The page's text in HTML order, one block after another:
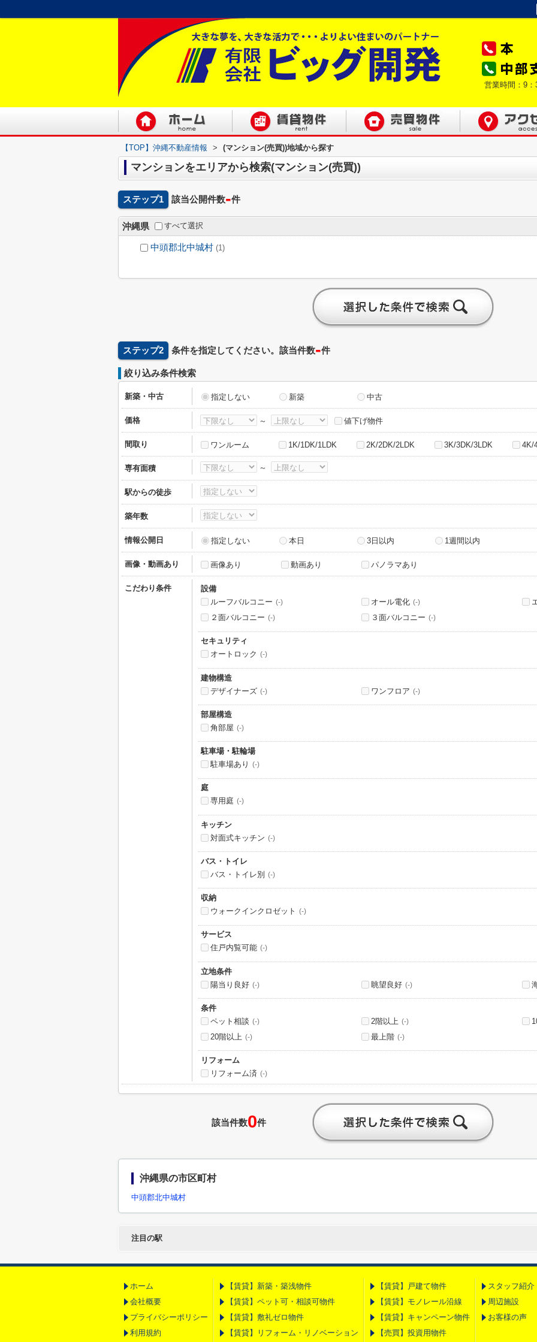
営業時間：9
【TOP】沖縄不動産情報 > (マンション(売買))地域から探す
マンションをエリアから検索(マンション(売買))
ステップ1 該当公開件数-件
沖縄県 すべて選択
中頭郡北中城村 (1)
ステップ2 条件を指定してください。該当件数-件
絞り込み条件検索
新築・中古 指定しない 新築 中古
価格 ～ 値下げ物件
間取り ワンルーム 1K/1DK/1LDK 2K/2DK/2LDK 3K/3DK/3LDK 4K/
専有面積 ～
駅からの徒歩
築年数
情報公開日 指定しない 本日 3日以内 1週間以内
画像・動画あり 画像あり 動画あり パノラマあり
こだわり条件
設備
ルーフバルコニー (-) オール電化 (-)
２面バルコニー (-) ３面バルコニー (-)
セキュリティ
オートロック (-)
建物構造
デザイナーズ (-) ワンフロア (-)
部屋構造
角部屋 (-)
駐車場・駐輪場
駐車場あり
(-)
庭
専用庭 (-)
キッチン
対面式キッチン (-)
バス・トイレ
バス・トイレ別
(-)
収納
ウォークインクロゼット
(-)
サービス
住戸内覧可能 (-)
立地条件
陽当り良好 (-) 眺望良好 (-)
条件
ペット相談 (-) 2階以上 (-)
20階以上 (-) 最上階 (-)
リフォーム
リフォーム済 (-)
該当件数0件
沖縄県の市区町村
中頭郡北中城村
注目の駅
ホーム
会社概要
プライバシーポリシー
利用規約
【賃貸】新築・築浅物件
【賃貸】ペット可・相談可物件
【賃貸】敷礼ゼロ物件
【賃貸】リフォーム・リノベーション
【賃貸】戸建て物件
【賃貸】モノレール沿線
【賃貸】キャンペーン物件
【売買】投資用物件
スタッフ紹介
周辺施設
お客様の声